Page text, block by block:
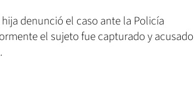
denunció el caso ante la Policía
el sujeto fue capturado y acusado